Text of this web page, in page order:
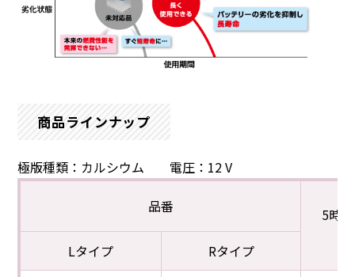
商品ラインナップ
極版種類：カルシウム 電圧：12 V
品番
5時
Lタイプ Rタイプ